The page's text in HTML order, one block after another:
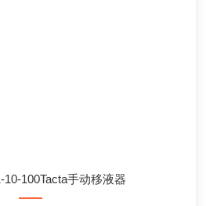
10-100Tacta手动移液器